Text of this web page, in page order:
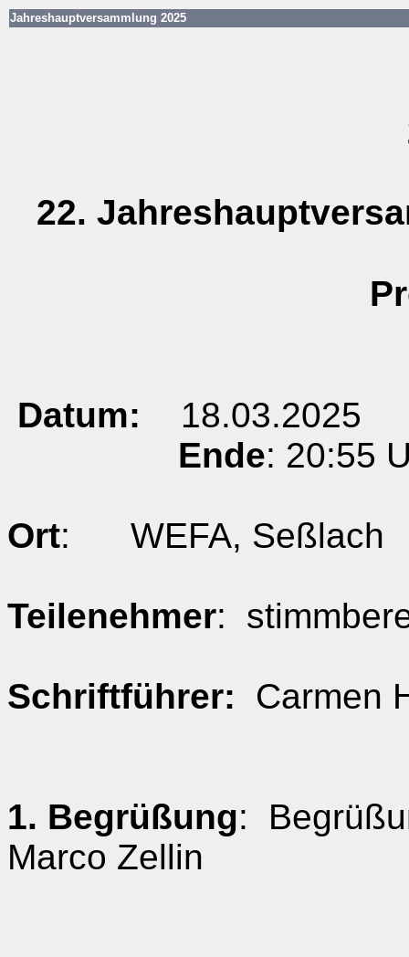
Jahreshauptversammlung 2025
22.
Datum:
18.03.2025
Ende: 20:55
Ort: WEFA, Seßlach
Teilenehmer:
Schriftführer: Carmen
1. Begrüßung:
Marco Zellin